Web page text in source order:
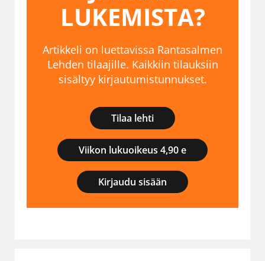
LUKEMISTA?
Artikkeli on luettavissa Rantasalmen
Lehden tilaajille. Kaikkiin tilauksiin
sisältyy kirjautumistunnukset.
Tilaa lehti
Viikon lukuoikeus 4,90 e
Kirjaudu sisään